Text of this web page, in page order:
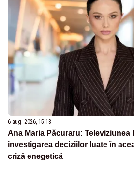
6 aug. 2026, 15:18
Ana Maria Păcuraru:
investigarea deciziilor luate în
criză enegetică